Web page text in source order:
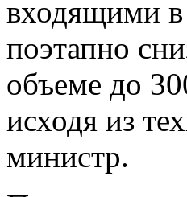
входящими
поэтапно
объеме до
исходя из
министр.